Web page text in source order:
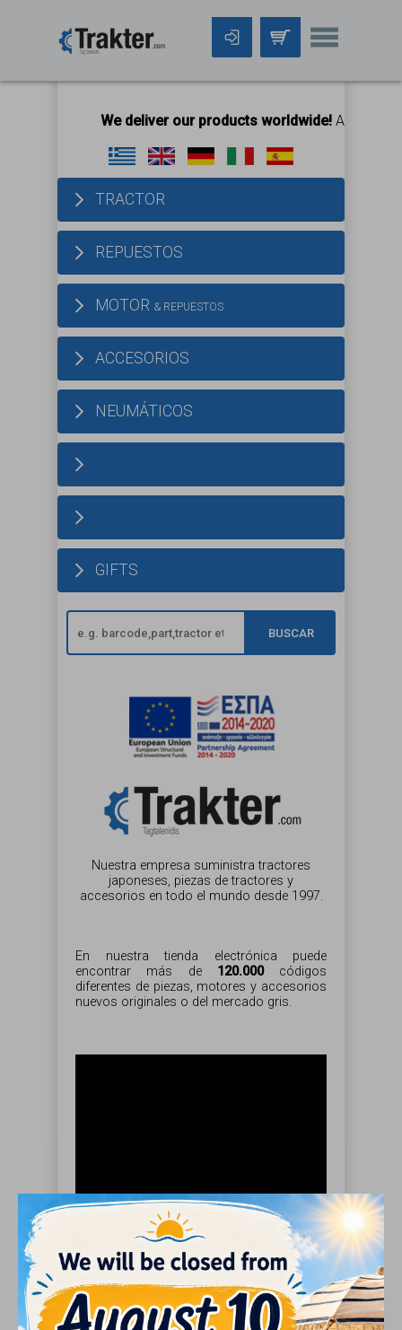
We deliver our products worldwide!All orders
TRACTOR
REPUESTOS
MOTOR & REPUESTOS
ACCESORIOS
NEUMÁTICOS
GIFTS
BUSCAR
Nuestra empresa suministra tractores
japoneses, piezas de tractores y
accesorios en todo el mundo desde 1997.
En nuestra tienda electrónica puede
encontrar más de 120.000códigos
diferentes de piezas, motores y accesorios
nuevos originales o del mercado gris.